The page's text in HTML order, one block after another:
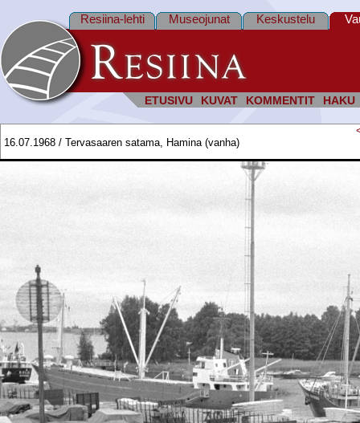
ETUSIVU KUVAT KOMMENTIT HAKU
Resiina-lehti Museojunat Keskustelu
16.07.1968 / Tervasaaren satama, Hamina (vanha)